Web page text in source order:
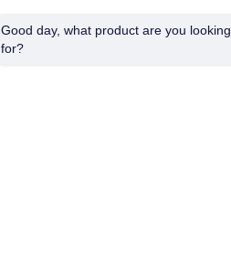
Good day, what product are you looking
for?